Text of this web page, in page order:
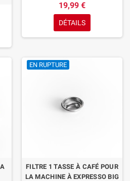
19,99 €
DÉTAILS
EN RUPTURE
FILTRE 1 TASSE À CAFÉ POUR
LA MACHINE À EXPRESSO BIG